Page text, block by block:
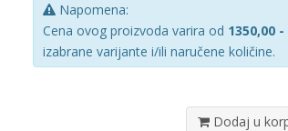
Napomena:
Cena ovog proizvoda varira od 1350,00 -
izabrane varijante i/ili naručene količine.
Dodaj u